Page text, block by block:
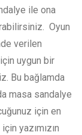
ile ona
Oyun
verilen
uygun bir
Bu bağlamda
masa sandalye
için en
yazımızın